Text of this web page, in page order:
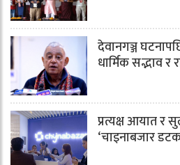
देवानगञ्ज
धार्मिक सद्भाव र
प्रत्यक्ष आयात र
‘चाइनाबजार